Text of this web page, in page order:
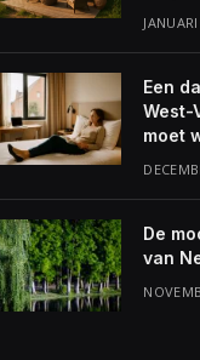
Een
West-
moet
De
van